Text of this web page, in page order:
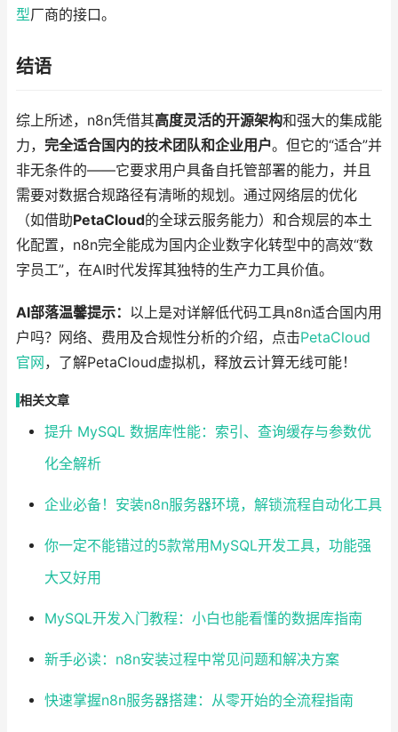
型厂商的接口。
结语
综上所述，n8n凭借其高度灵活的开源架构和强大的集成能
力， 完全适合国内的技术团队和企业用户。但它的“适合”并
非无条件的——它要求用户具备自托管部署的能力，并且
需要对数据合规路径有清晰的规划。通过网络层的优化
（如借助PetaCloud的全球云服务能力）和合规层的本土
化配置，n8n完全能成为国内企业数字化转型中的高效“数
字员工”，在AI时代发挥其独特的生产力工具价值。
AI部落温馨提示： 以上是对详解低代码工具n8n适合国内用
户吗？网络、费用及合规性分析的介绍，点击PetaCloud
官网 ，了解PetaCloud虚拟机，释放云计算无线可能！
相关文章
提升 MySQL 数据库性能：索引、查询缓存与参数优
化全解析
企业必备！安装n8n服务器环境，解锁流程自动化工具
你一定不能错过的5款常用MySQL开发工具，功能强
大又好用
MySQL开发入门教程：小白也能看懂的数据库指南
新手必读：n8n安装过程中常见问题和解决方案
快速掌握n8n服务器搭建：从零开始的全流程指南